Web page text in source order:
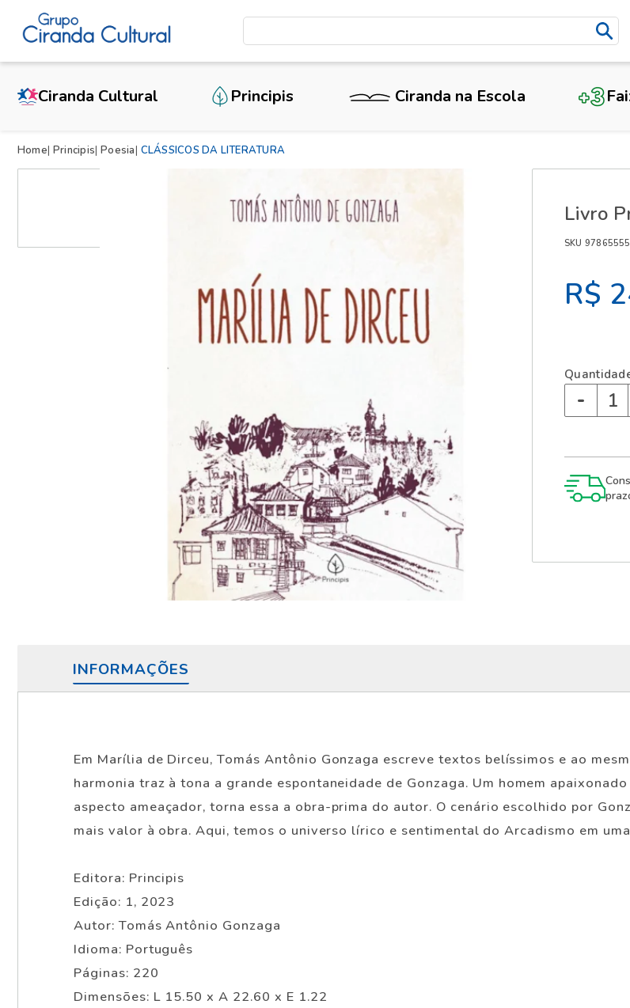
Ciranda Cultural Principis Ciranda na Escola
Home Principis Poesia CLÁSSICOS DA LITERATURA
Livro
SKU
R$
-
INFORMAÇÕES
Em Marília de Dirceu, Tomás Antônio Gonzaga escreve textos belíssimos e ao
harmonia traz à tona a grande espontaneidade de Gonzaga. Um homem
aspecto ameaçador, torna essa a obra-prima do autor. O cenário escolhido por
mais valor à obra. Aqui, temos o universo lírico e sentimental do Arcadismo em
Editora: Principis
Edição: 1, 2023
Autor: Tomás Antônio Gonzaga
Idioma: Português
Páginas: 220
Dimensões: L 15.50 x A 22.60 x E 1.22